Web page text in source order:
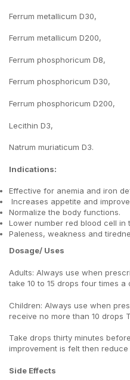
Ferrum metallicum D30,
Ferrum metallicum D200,
Ferrum phosphoricum D8,
Ferrum phosphoricum D30,
Ferrum phosphoricum D200,
Lecithin D3,
Natrum muriaticum D3.
Indications:
Effective for anemia and iron
Increases appetite and
Normalize the body functions.
Lower number red blood cell in
Paleness, weakness and
Dosage/ Uses
Adults: Always use when
take 10 to 15 drops four times
Children: Always use when
receive no more than 10 drops
Take drops thirty minutes
improvement is felt then
Side Effects